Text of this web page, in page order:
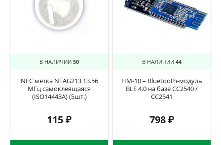
В НАЛИЧИИ 50
NFC метка NTAG213 13.56
МГц самоклеящаяся
(ISO14443A) (5шт.)
115₽
В НАЛИЧИИ 44
HM-10 – Bluetooth-модуль
BLE 4.0 на базе CC2540 /
CC2541
798₽